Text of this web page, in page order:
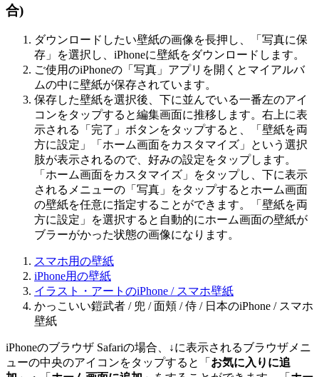
合)
ダウンロードしたい壁紙の画像を長押し、「 写真に保
存 」を選択し、iPhoneに壁紙をダウンロードします。
ご使用のiPhoneの「 写真 」アプリを開くと マイアルバ
ムの中に壁紙が保存されています。
保存した壁紙を選択後、下に並んでいる一番左のアイ
コンをタップすると編集画面に推移します。右上に表
示される「 完了 」ボタンをタップすると、「 壁紙を両
方に設定 」「 ホーム画面をカスタマイズ 」という選択
肢が表示されるので、好みの設定をタップします。
「 ホーム画面をカスタマイズ 」をタップし、下に表示
されるメニューの「 写真 」をタップするとホーム画面
の壁紙を任意に指定することができます。「 壁紙を両
方に設定 」を選択すると自動的にホーム画面の壁紙が
ブラーがかった状態の画像になります。
スマホ用の壁紙
iPhone用の壁紙
イラスト・アートのiPhone / スマホ壁紙
かっこいい鎧武者 / 兜 / 面頬 / 侍 / 日本のiPhone / スマホ
壁紙
iPhoneのブラウザ Safariの場合、↓に表示されるブラウザメニ
ューの中央のアイコンをタップすると「 お気に入りに追